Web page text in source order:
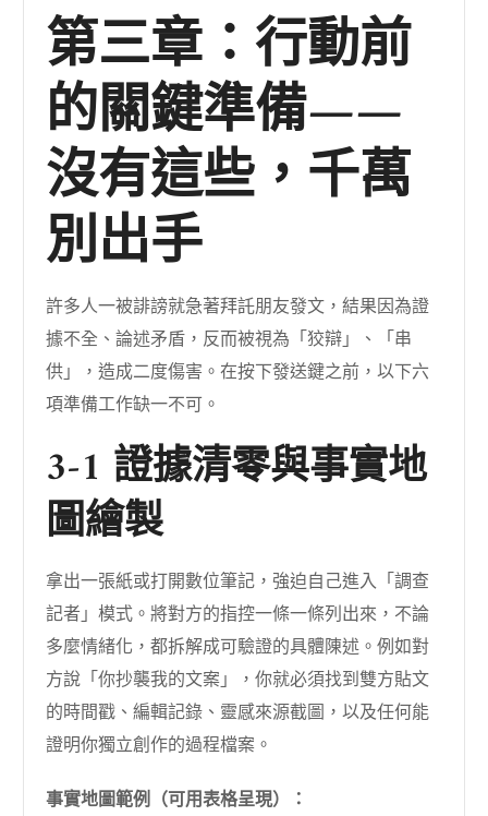
第三章：行動前
的關鍵準備——
沒有這些，千萬
別出手
許多人一被誹謗就急著拜託朋友發文，結果因為證
據不全、論述矛盾，反而被視為「狡辯」、「串
供」，造成二度傷害。在按下發送鍵之前，以下六
項準備工作缺一不可。
3-1 證據清零與事實地
圖繪製
拿出一張紙或打開數位筆記，強迫自己進入「調查
記者」模式。將對方的指控一條一條列出來，不論
多麼情緒化，都拆解成可驗證的具體陳述。例如對
方說「你抄襲我的文案」，你就必須找到雙方貼文
的時間戳、編輯記錄、靈感來源截圖，以及任何能
證明你獨立創作的過程檔案。
事實地圖範例（可用表格呈現）：